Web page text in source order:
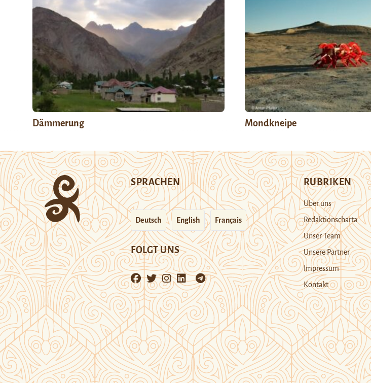
Dämmerung Mondkneipe
SPRACHEN
Deutsch English Français
FOLGT UNS
RUBRIKEN
Über uns
Redaktionscharta
Unser Team
Unsere Partner
Impressum
Kontakt